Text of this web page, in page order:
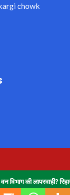
chowk
Designing
रिहायशी इलाकों में